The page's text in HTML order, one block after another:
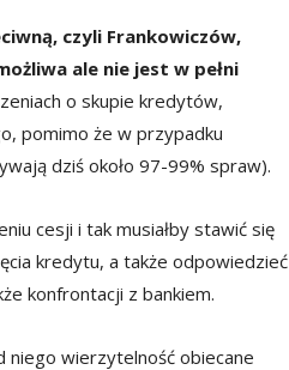
czyli Frankowiczów,
ale nie jest w pełni
o skupie kredytów,
pomimo że w przypadku
dziś około 97-99% spraw).
cesji i tak musiałby stawić się
kredytu, a także odpowiedzieć
konfrontacji z bankiem.
niego wierzytelność obiecane